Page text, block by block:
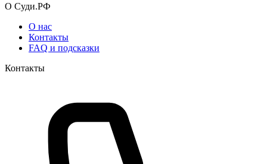
О Суди.РФ
О нас
Контакты
FAQ и подсказки
Контакты